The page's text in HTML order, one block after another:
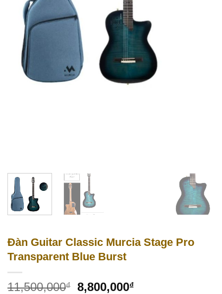
Đàn Guitar Classic Murcia Stage Pro
Transparent Blue Burst
11,500,000₫ 8,800,000₫